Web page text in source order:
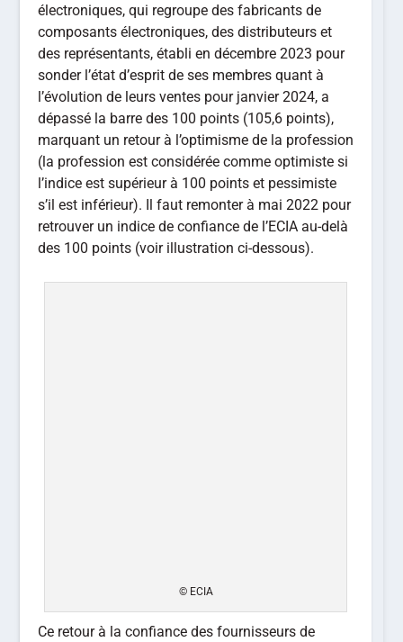
électroniques, qui regroupe des fabricants de
composants électroniques, des distributeurs et
des représentants, établi en décembre 2023 pour
sonder l’état d’esprit de ses membres quant à
l’évolution de leurs ventes pour janvier 2024, a
dépassé la barre des 100 points (105,6 points),
marquant un retour à l’optimisme de la profession
(la profession est considérée comme optimiste si
l’indice est supérieur à 100 points et pessimiste
s’il est inférieur). Il faut remonter à mai 2022 pour
retrouver un indice de confiance de l’ECIA au-delà
des 100 points (voir illustration ci-dessous).
© ECIA
Ce retour à la confiance des fournisseurs de